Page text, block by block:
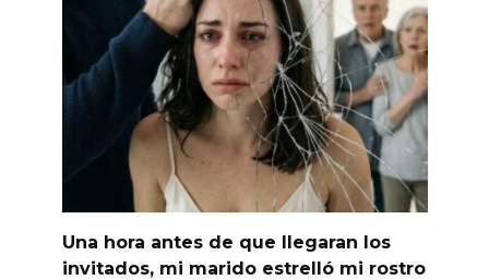
Una hora antes de que llegaran los
invitados, mi marido estrelló mi rostro